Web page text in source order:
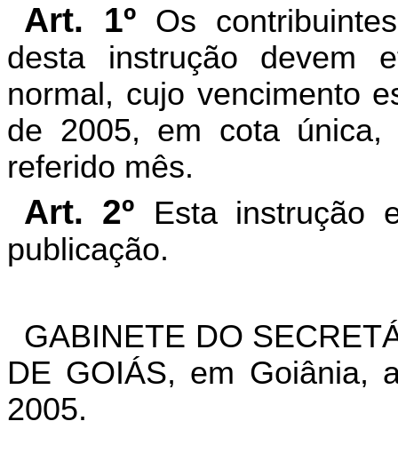
Art. 1º Os
desta instrução devem
normal, cujo vencimento
de 2005, em cota
referido mês.
Art. 2º
Esta instrução
publicação.
GABINETE DO
DE GOIÁS, em Goiânia,
2005.